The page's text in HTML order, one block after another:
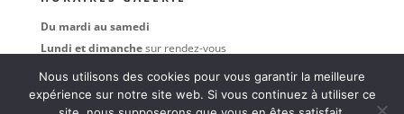
Du mardi au samedi
Lundi et dimanchesur rendez-vous
au
+33 (0)6 16 74 47 38
SUIVEZ-NOUS
Nous utilisons des cookies pour vous garantir la meilleure
expérience sur notre site web. Si vous continuez à utiliser ce